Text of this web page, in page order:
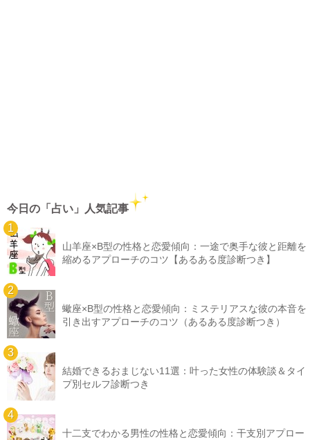
今日の「占い」人気記事
山羊座×B型の性格と恋愛傾向：一途で奥手な彼と距離を
縮めるアプローチのコツ【あるある度診断つき】
蠍座×B型の性格と恋愛傾向：ミステリアスな彼の本音を
引き出すアプローチのコツ（あるある度診断つき）
結婚できるおまじない11選：叶った女性の体験談＆タイ
プ別セルフ診断つき
十二支でわかる男性の性格と恋愛傾向：干支別アプロー